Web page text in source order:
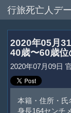
行旅死亡人デ
2020年05月
40歳〜60歳位
2020年07月09日
本籍・住所・氏
身長164センチ